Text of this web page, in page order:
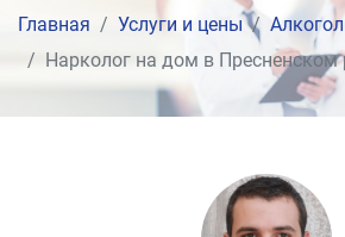
Главная Услуги и цены
Нарколог на дом в Пресненском